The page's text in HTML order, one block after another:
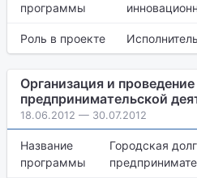
программы
Роль в проекте Исполнитель
Организация и
предпринимательской
18.06.2012 — 30.07.2012
Название
программы
Городская